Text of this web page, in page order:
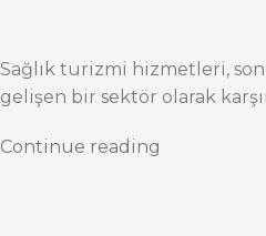
Sağlık turizmi hizmetleri,
gelişen bir sektör olarak
Continue reading